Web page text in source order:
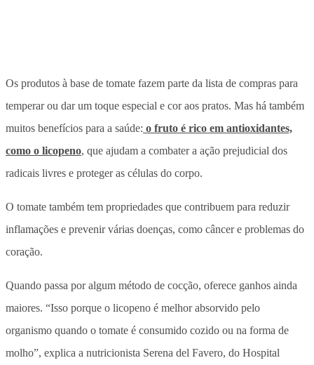
Os produtos à base de tomate fazem parte da lista de compras para
temperar ou dar um toque especial e cor aos pratos. Mas há também
muitos benefícios para a saúde: o fruto é rico em antioxidantes,
como o licopeno, que ajudam a combater a ação prejudicial dos
radicais livres e proteger as células do corpo.
O tomate também tem propriedades que contribuem para reduzir
inflamações e prevenir várias doenças, como câncer e problemas do
coração.
Quando passa por algum método de cocção, oferece ganhos ainda
maiores. “Isso porque o licopeno é melhor absorvido pelo
organismo quando o tomate é consumido cozido ou na forma de
molho”, explica a nutricionista Serena del Favero, do Hospital